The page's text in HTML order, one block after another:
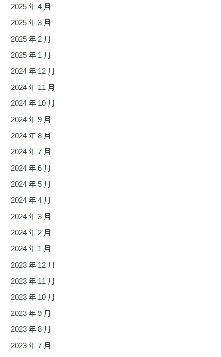
2025 年 4 月
2025 年 3 月
2025 年 2 月
2025 年 1 月
2024 年 12 月
2024 年 11 月
2024 年 10 月
2024 年 9 月
2024 年 8 月
2024 年 7 月
2024 年 6 月
2024 年 5 月
2024 年 4 月
2024 年 3 月
2024 年 2 月
2024 年 1 月
2023 年 12 月
2023 年 11 月
2023 年 10 月
2023 年 9 月
2023 年 8 月
2023 年 7 月